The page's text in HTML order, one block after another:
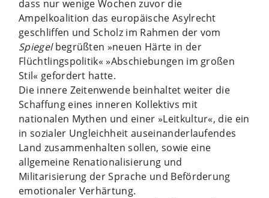
dass nur wenige Wochen zuvor die
Ampelkoalition das europäische Asylrecht
geschliffen und Scholz im Rahmen der vom
Spiegelbegrüßten »neuen Härte in der
Flüchtlingspolitik« »Abschiebungen im großen
Stil« gefordert hatte.
Die innere Zeitenwende beinhaltet weiter die
Schaffung eines inneren Kollektivs mit
nationalen Mythen und einer »Leitkultur«, die ein
in sozialer Ungleichheit auseinanderlaufendes
Land zusammenhalten sollen, sowie eine
allgemeine Renationalisierung und
Militarisierung der Sprache und Beförderung
emotionaler Verhärtung.